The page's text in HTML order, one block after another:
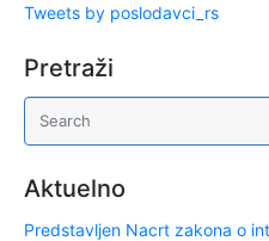
Tweets by poslodavci_rs
Pretraži
Aktuelno
Predstavljen Nacrt zakona o